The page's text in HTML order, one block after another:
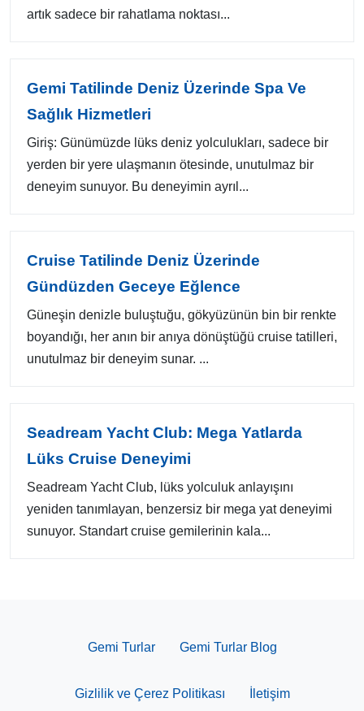
artık sadece bir rahatlama noktası...
Gemi Tatilinde Deniz Üzerinde Spa Ve
Sağlık Hizmetleri
Giriş: Günümüzde lüks deniz yolculukları, sadece bir
yerden bir yere ulaşmanın ötesinde, unutulmaz bir
deneyim sunuyor. Bu deneyimin ayrıl...
Cruise Tatilinde Deniz Üzerinde
Gündüzden Geceye Eğlence
Güneşin denizle buluştuğu, gökyüzünün bin bir renkte
boyandığı, her anın bir anıya dönüştüğü cruise tatilleri,
unutulmaz bir deneyim sunar. ...
Seadream Yacht Club: Mega Yatlarda
Lüks Cruise Deneyimi
Seadream Yacht Club, lüks yolculuk anlayışını
yeniden tanımlayan, benzersiz bir mega yat deneyimi
sunuyor. Standart cruise gemilerinin kala...
Gemi Turlar Gemi Turlar Blog
Gizlilik ve Çerez Politikası İletişim